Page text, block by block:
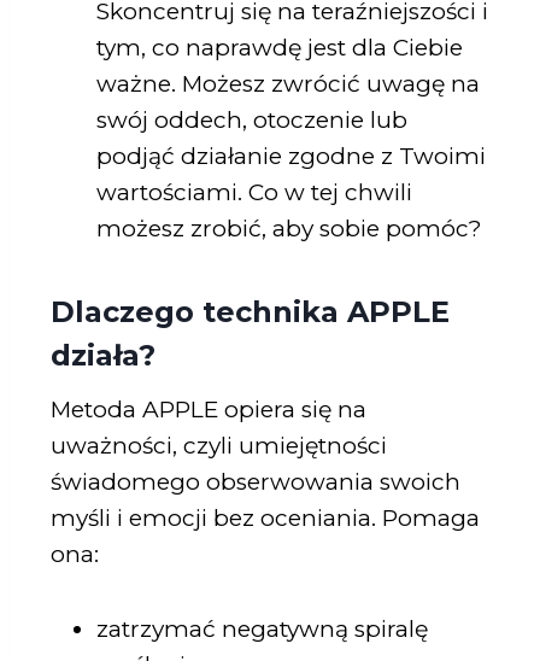
Skoncentruj się na teraźniejszości i
tym, co naprawdę jest dla Ciebie
ważne. Możesz zwrócić uwagę na
swój oddech, otoczenie lub
podjąć działanie zgodne z Twoimi
wartościami. Co w tej chwili
możesz zrobić, aby sobie pomóc?
Dlaczego technika APPLE
działa?
Metoda APPLE opiera się na
uważności, czyli umiejętności
świadomego obserwowania swoich
myśli i emocji bez oceniania. Pomaga
ona:
zatrzymać negatywną spiralę